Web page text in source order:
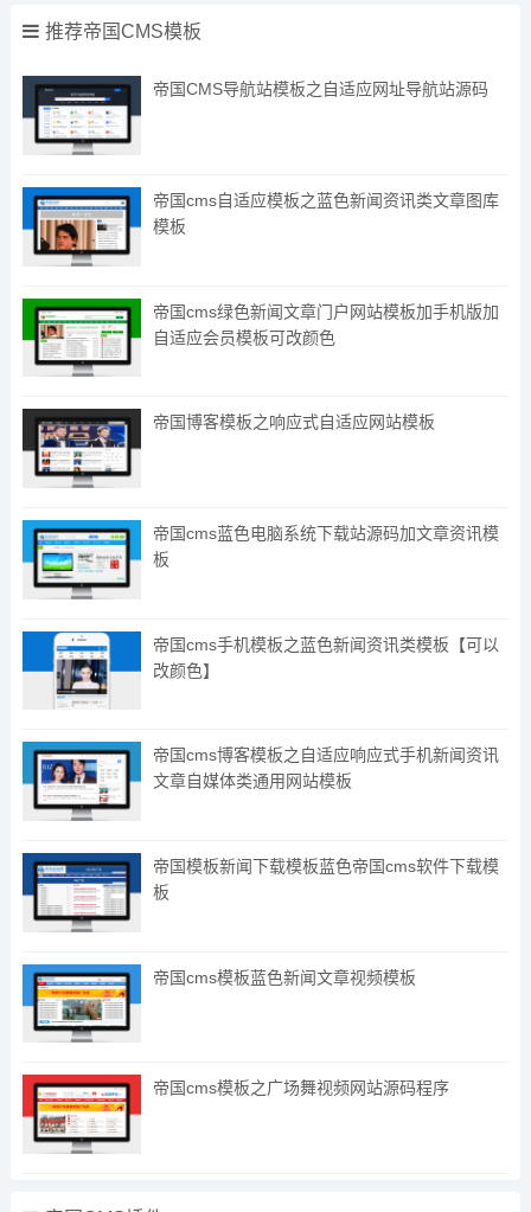
推荐帝国CMS模板
帝国CMS导航站模板之自适应网址导航站源码
帝国cms自适应模板之蓝色新闻资讯类文章图库
模板
帝国cms绿色新闻文章门户网站模板加手机版加
自适应会员模板可改颜色
帝国博客模板之响应式自适应网站模板
帝国cms蓝色电脑系统下载站源码加文章资讯模
板
帝国cms手机模板之蓝色新闻资讯类模板【可以
改颜色】
帝国cms博客模板之自适应响应式手机新闻资讯
文章自媒体类通用网站模板
帝国模板新闻下载模板蓝色帝国cms软件下载模
板
帝国cms模板蓝色新闻文章视频模板
帝国cms模板之广场舞视频网站源码程序